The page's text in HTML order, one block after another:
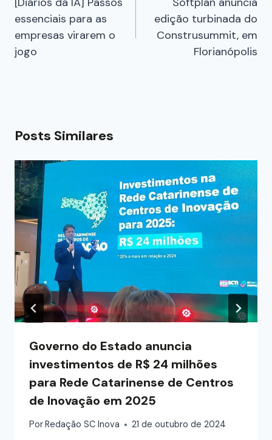
essenciais para as
empresas virarem o
jogo
edição turbinada do
Construsummit, em
Florianópolis
Posts Similares
Governo do Estado anuncia
investimentos de R$ 24 milhões
para Rede Catarinense de Centros
de Inovação em 2025
Por Redação SC Inova 21 de outubro de 2024